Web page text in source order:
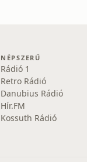
NÉPSZERŰ
Rádió 1
Retro Rádió
Danubius Rádió
Hír.FM
Kossuth Rádió